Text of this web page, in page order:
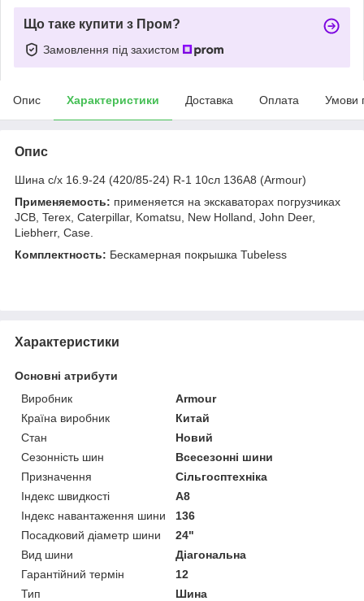
Що таке купити з Пром?
Замовлення під захистом
Опис Характеристики Доставка Оплата Умови
Опис
Шина с/х 16.9-24 (420/85-24) R-1 10сл 136A8 (Armour)
Применяемость: применяется на экскаваторах погрузчиках
JCB, Terex, Caterpillar, Komatsu, New Holland, John Deer,
Liebherr, Case.
Комплектность: Бескамерная покрышка Tubeless
Характеристики
Основні атрибути
Виробник
Armour
Країна виробник
Китай
Стан
Новий
Сезонність шин
Всесезонні шини
Призначення
Сільгосптехніка
Індекс швидкості
A8
Індекс навантаження шини
136
Посадковий діаметр шини
24"
Вид шини
Діагональна
Гарантійний термін
12
Тип
Шина